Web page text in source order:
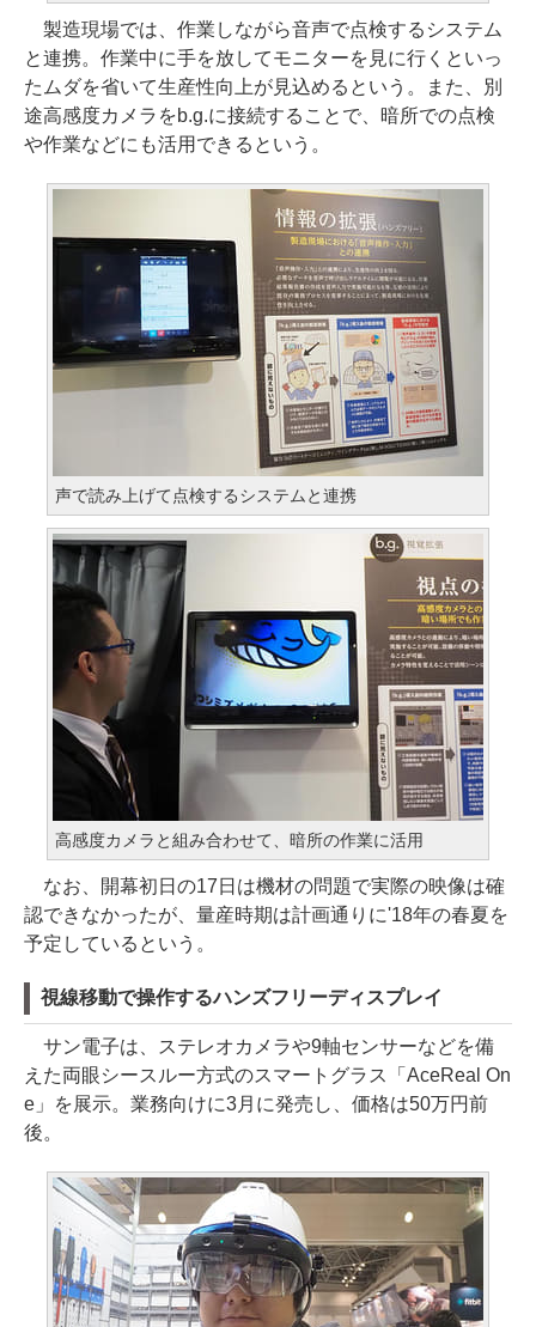
製造現場では、作業しながら音声で点検するシステム
と連携。作業中に手を放してモニターを見に行くといっ
たムダを省いて生産性向上が見込めるという。また、別
途高感度カメラをb.g.に接続することで、暗所での点検
や作業などにも活用できるという。
声で読み上げて点検するシステムと連携
高感度カメラと組み合わせて、暗所の作業に活用
なお、開幕初日の17日は機材の問題で実際の映像は確
認できなかったが、量産時期は計画通りに'18年の春夏を
予定しているという。
視線移動で操作するハンズフリーディスプレイ
サン電子は、ステレオカメラや9軸センサーなどを備
えた両眼シースルー方式のスマートグラス「AceReal On
e」を展示。業務向けに3月に発売し、価格は50万円前
後。